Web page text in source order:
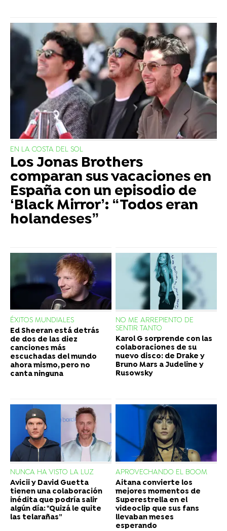
EN LA COSTA DEL SOL
Los Jonas Brothers
comparan sus vacaciones en
España con un episodio de
‘Black Mirror’: “Todos eran
holandeses”
ÉXITOS MUNDIALES
Ed Sheeran está detrás
de dos de las diez
canciones más
escuchadas del mundo
ahora mismo, pero no
canta ninguna
NO ME ARREPIENTO DE
SENTIR TANTO
Karol G sorprende con las
colaboraciones de su
nuevo disco: de Drake y
Bruno Mars a Judeline y
Rusowsky
NUNCA HA VISTO LA LUZ
Avicii y David Guetta
tienen una colaboración
inédita que podría salir
algún día: "Quizá le quite
las telarañas”
APROVECHANDO EL BOOM
Aitana convierte los
mejores momentos de
Superestrella en el
videoclip que sus fans
llevaban meses
esperando